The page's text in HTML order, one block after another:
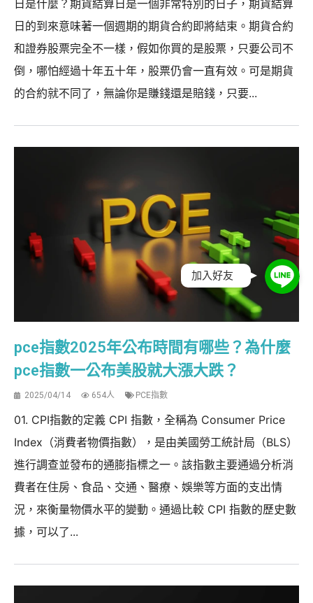
日是什麼？期貨結算日是一個非常特別的日子，期貨結算
日的到來意味著一個週期的期貨合約即將結束。期貨合約
和證券股票完全不一樣，假如你買的是股票，只要公司不
倒，哪怕經過十年五十年，股票仍會一直有效。可是期貨
的合約就不同了，無論你是賺錢還是賠錢，只要...
pce指數2025年公布時間有哪些？為什麼
pce指數一公布美股就大漲大跌？
2025/04/14 654人 PCE指數
01. CPI指數的定義 CPI 指數，全稱為 Consumer Price
Index（消費者物價指數），是由美國勞工統計局（BLS）
進行調查並發布的通膨指標之一。該指數主要通過分析消
費者在住房、食品、交通、醫療、娛樂等方面的支出情
況，來衡量物價水平的變動。通過比較 CPI 指數的歷史數
據，可以了...
加入好友